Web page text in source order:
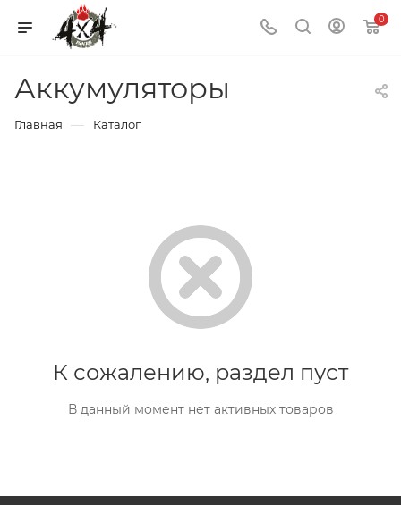
0
Аккумуляторы
Главная — Каталог
К сожалению, раздел пуст
В данный момент нет активных товаров